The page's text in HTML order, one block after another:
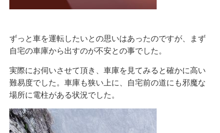
ずっと車を運転したいとの思いはあったのですが、まず
自宅の車庫から出すのが不安との事でした。
実際にお伺いさせて頂き、車庫を見てみると確かに高い
難易度でした。車庫も狭い上に、自宅前の道にも邪魔な
場所に電柱がある状況でした。